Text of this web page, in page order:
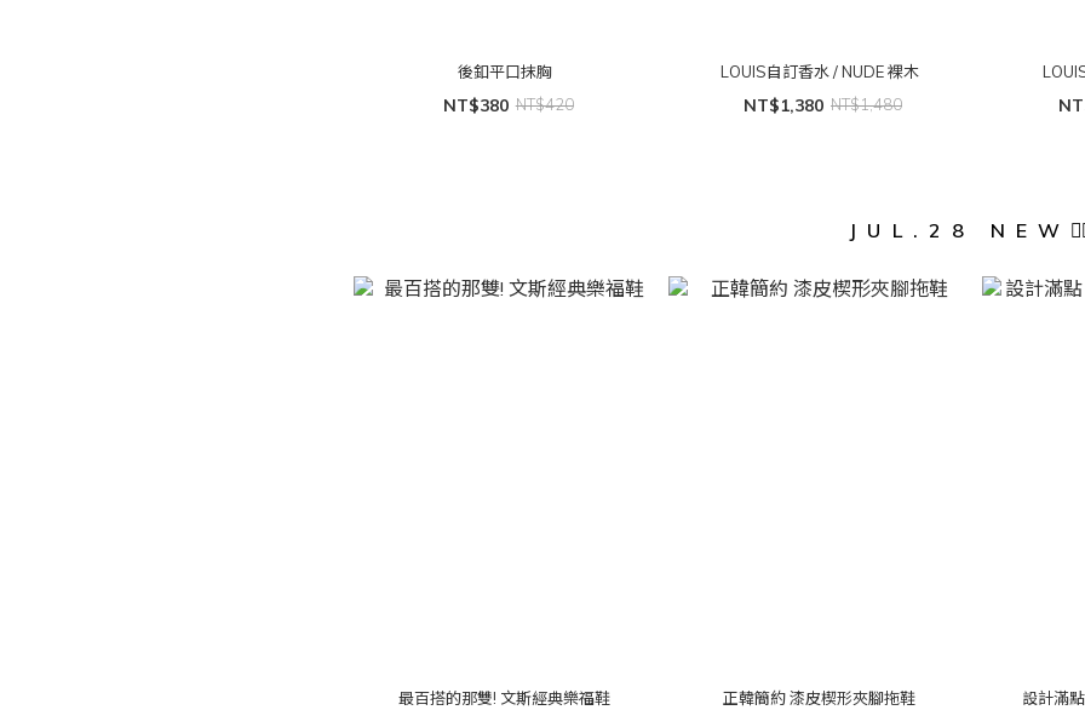
後釦平口抹胸
NT$380 NT$420
LOUIS自訂香水 / NUDE 裸木
NT$1,380 NT$1,480
JUL.28
最百搭的那雙! 文斯經典樂福鞋 正韓簡約 漆皮楔形夾腳拖鞋 設計滿